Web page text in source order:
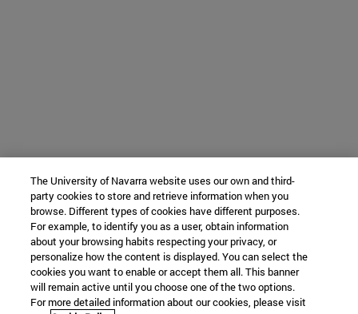
The University of Navarra website uses our own and third-
party cookies to store and retrieve information when you
browse. Different types of cookies have different purposes.
For example, to identify you as a user, obtain information
about your browsing habits respecting your privacy, or
personalize how the content is displayed. You can select the
cookies you want to enable or accept them all. This banner
will remain active until you choose one of the two options.
For more detailed information about our cookies, please visit